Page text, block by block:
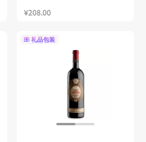
¥208.00
礼品包装